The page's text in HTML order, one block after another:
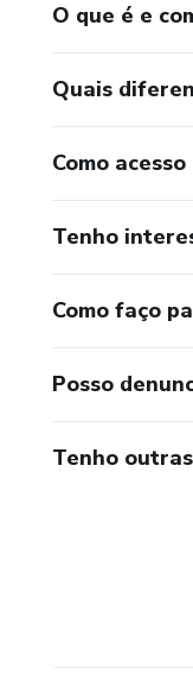
O que é e
Quais
Como
Tenho
Como faço
Posso
Tenho